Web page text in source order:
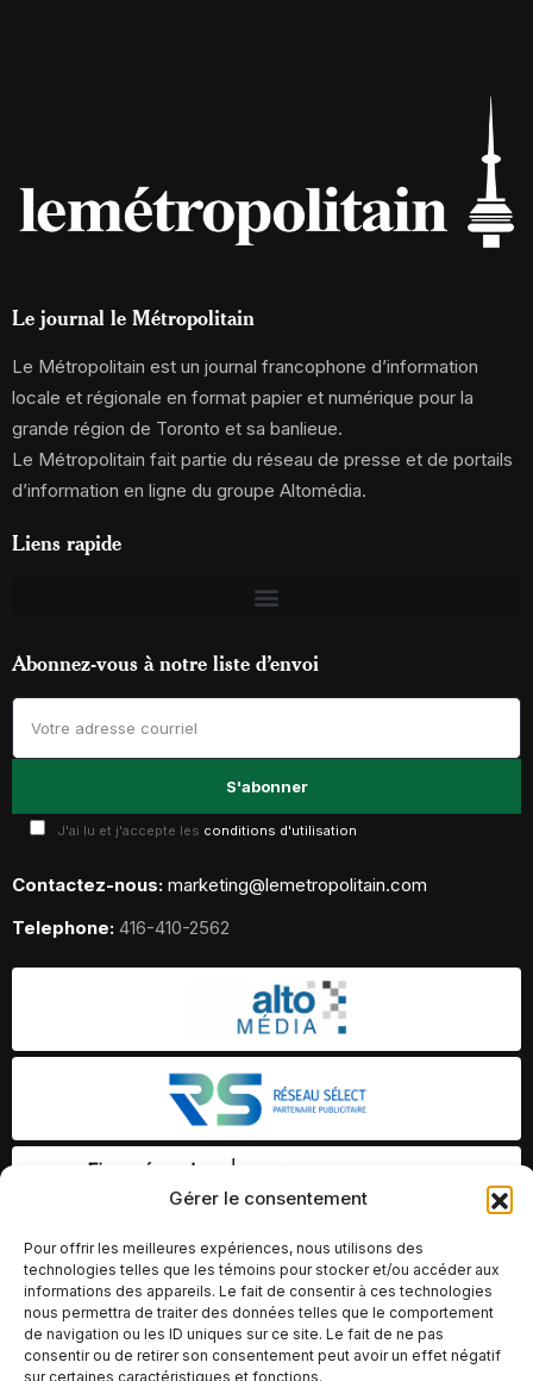
Gérer le consentement
Pour offrir les meilleures expériences, nous utilisons des
technologies telles que les témoins pour stocker et/ou accéder aux
informations des appareils. Le fait de consentir à ces technologies
nous permettra de traiter des données telles que le comportement
de navigation ou les ID uniques sur ce site. Le fait de ne pas
consentir ou de retirer son consentement peut avoir un effet négatif
sur certaines caractéristiques et fonctions.
Le journal le Métropolitain
Le Métropolitain est un journal francophone d’information
locale et régionale en format papier et numérique pour la
grande région de Toronto et sa banlieue.
Le Métropolitain fait partie du réseau de presse et de portails
d’information en ligne du groupe Altomédia.
Liens rapide
Abonnez-vous à notre liste d’envoi
J'ai lu et j'accepte les conditions d'utilisation
Contactez-nous: marketing@lemetropolitain.com
Telephone: 416-410-2562